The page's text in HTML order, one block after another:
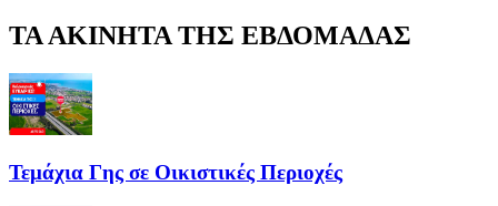
ΤΑ ΑΚΙΝΗΤΑ ΤΗΣ ΕΒΔΟΜΑΔΑΣ
Τεμάχια Γης σε Οικιστικές Περιοχές